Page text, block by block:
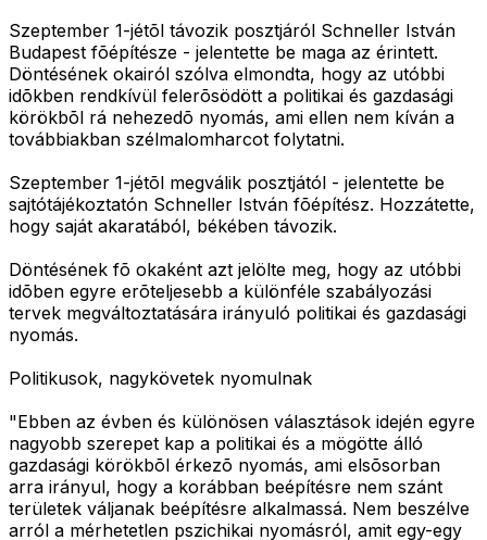
Szeptember 1-jétõl távozik posztjáról Schneller István
Budapest fõépítésze - jelentette be maga az érintett.
Döntésének okairól szólva elmondta, hogy az utóbbi
idõkben rendkívül felerõsödött a politikai és gazdasági
körökbõl rá nehezedõ nyomás, ami ellen nem kíván a
továbbiakban szélmalomharcot folytatni.
Szeptember 1-jétõl megválik posztjától - jelentette be
sajtótájékoztatón Schneller István fõépítész. Hozzátette,
hogy saját akaratából, békében távozik.
Döntésének fõ okaként azt jelölte meg, hogy az utóbbi
idõben egyre erõteljesebb a különféle szabályozási
tervek megváltoztatására irányuló politikai és gazdasági
nyomás.
Politikusok, nagykövetek nyomulnak
"Ebben az évben és különösen választások idején egyre
nagyobb szerepet kap a politikai és a mögötte álló
gazdasági körökbõl érkezõ nyomás, ami elsõsorban
arra irányul, hogy a korábban beépítésre nem szánt
területek váljanak beépítésre alkalmassá. Nem beszélve
arról a mérhetetlen pszichikai nyomásról, amit egy-egy